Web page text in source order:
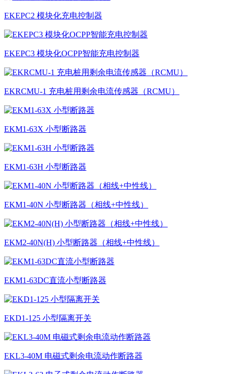
EKEPC2 模块化充电控制器
EKEPC3 模块化OCPP智能充电控制器
EKRCMU-1 充电桩用剩余电流传感器（RCMU）
EKM1-63X 小型断路器
EKM1-63H 小型断路器
EKM1-40N 小型断路器（相线+中性线）
EKM2-40N(H) 小型断路器（相线+中性线）
EKM1-63DC直流小型断路器
EKD1-125 小型隔离开关
EKL3-40M 电磁式剩余电流动作断路器